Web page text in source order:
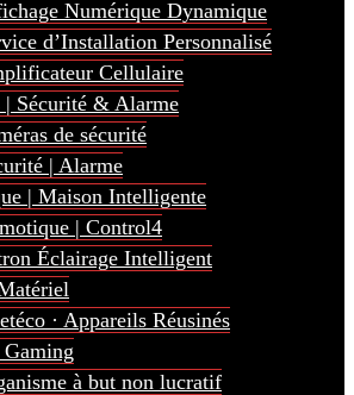
Numérique Dynamique
d’Installation Personnalisé
Cellulaire
| Sécurité & Alarme
de sécurité
| Alarme
| Maison Intelligente
| Control4
Éclairage Intelligent
· Appareils Réusinés
Gaming
à but non lucratif